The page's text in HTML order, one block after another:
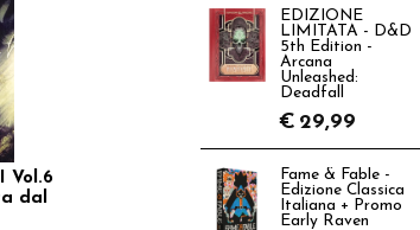
Vol.6
dal
EDIZIONE
LIMITATA - D&D
5th Edition -
Arcana
Unleashed:
Deadfall
€ 29,99
Fame & Fable -
Edizione Classica
Italiana + Promo
Early Raven